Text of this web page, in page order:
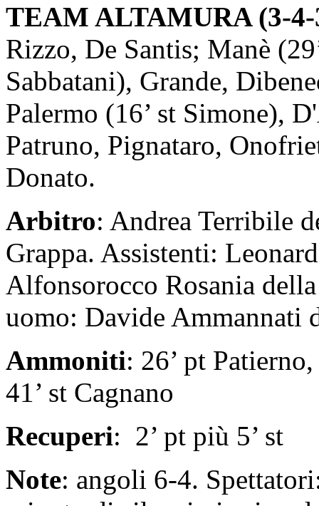
TEAM ALTAMURA (3-
Rizzo, De Santis; Manè
Sabbatani), Grande,
Palermo (16’ st Simone),
Patruno, Pignataro,
Donato.
Arbitro: Andrea Terribile
Grappa. Assistenti:
Alfonsorocco Rosania
uomo: Davide Ammannati
Ammoniti: 26’ pt
41’ st Cagnano
Recuperi: 2’ pt più 5’ st
Note: angoli 6-4.